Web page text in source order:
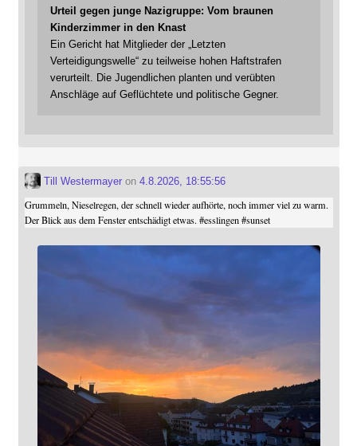
Urteil gegen junge Nazigruppe: Vom braunen
Kinderzimmer in den Knast
Ein Gericht hat Mitglieder der „Letzten
Verteidigungswelle“ zu teilweise hohen Haftstrafen
verurteilt. Die Jugendlichen planten und verübten
Anschläge auf Geflüchtete und politische Gegner.
Till Westermayeron 4.8.2026, 18:55:56
Grummeln, Nieselregen, der schnell wieder aufhörte, noch immer viel zu warm.
Der Blick aus dem Fenster entschädigt etwas. #esslingen #sunset